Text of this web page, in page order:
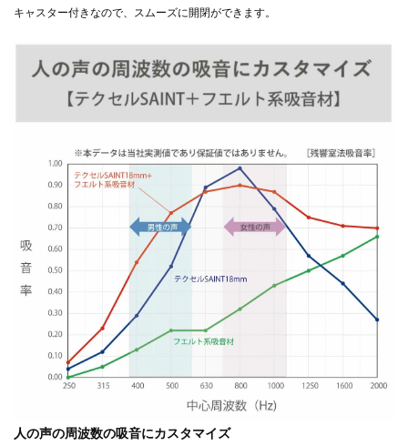
キャスター付きなので、スムーズに開閉ができます。
人の声の周波数の吸音にカスタマイズ